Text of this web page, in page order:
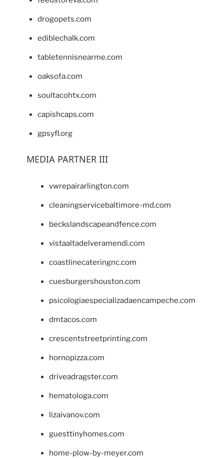
drogopets.com
ediblechalk.com
tabletennisnearme.com
oaksofa.com
soultacohtx.com
capishcaps.com
gpsyfl.org
MEDIA PARTNER III
vwrepairarlington.com
cleaningservicebaltimore-md.com
beckslandscapeandfence.com
vistaaltadelveramendi.com
coastlinecateringnc.com
cuesburgershouston.com
psicologiaespecializadaencampeche.com
dmtacos.com
crescentstreetprinting.com
hornopizza.com
driveadragster.com
hematologa.com
lizaivanov.com
guesttinyhomes.com
home-plow-by-meyer.com